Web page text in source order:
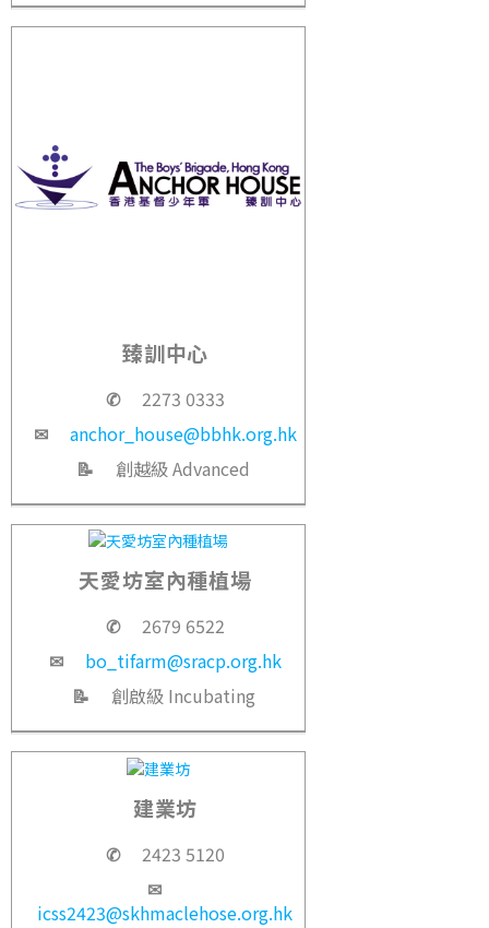
臻訓中心
✆
2273 0333
✉
anchor_house@bbhk.org.hk
📝
創越級 Advanced
天愛坊室內種植場
✆
2679 6522
✉
bo_tifarm@sracp.org.hk
📝
創啟級 Incubating
建業坊
✆
2423 5120
✉
icss2423@skhmaclehose.org.hk